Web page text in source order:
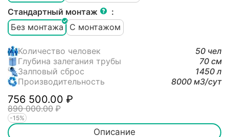
Стандартный монтаж
:
Без монтажа
С монтажом
Количество человек
50 чел
Глубина залегания трубы
70 см
Залповый сброс
1450 л
Производительность
8000 м3/cут
756 500.00 ₽
890 000.00 ₽
-15%
Описание